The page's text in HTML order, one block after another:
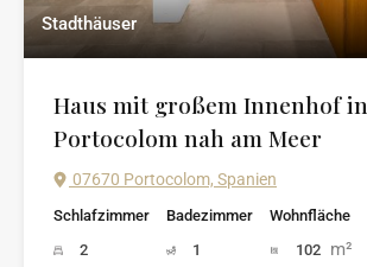
Stadthäuser
Haus mit großem Innenhof in
Portocolom nah am Meer
07670 Portocolom, Spanien
Schlafzimmer
2
Badezimmer
1
Wohnfläche
102 m²